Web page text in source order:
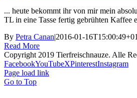
... heute bekommt ihr von mir mein
TL in eine Tasse fertig gebrühten
By Petra Canan|2016-01-
Read More
Copyright 2019 Tierfreischnauze. Alle
FacebookYouTubeXPinterestInstagram
Page load link
Go to Top